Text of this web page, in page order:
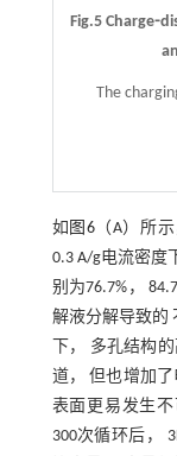
Fig.5
The
如 图6（A）所示
0.3 A/g电流密度
别为76.7%，
解液分解导致的
下， 多孔结构
道， 但也增加
表面更易发生
300次循环后，